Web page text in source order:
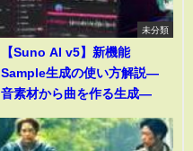
未分類
【Suno AI v5】新機能
Sample生成の使い方解説―
音素材から曲を作る生成―